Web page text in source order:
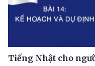
Tiếng Nhật cho